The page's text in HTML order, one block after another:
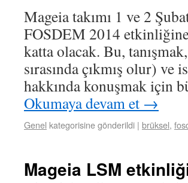
Mageia takımı 1 ve 2
FOSDEM 2014
katta olacak. Bu,
sırasında çıkmış olur)
hakkında konuşmak için
Okumaya devam et →
Genel kategorisine gönderildi | brüksel,
Mageia LSM